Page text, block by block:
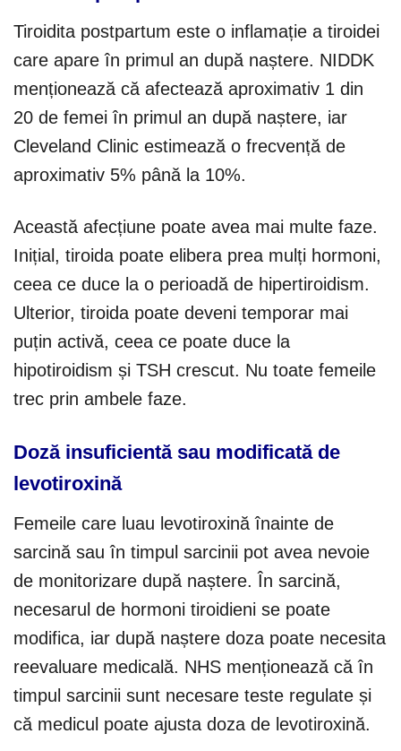
Tiroidita postpartum este o inflamație a tiroidei
care apare în primul an după naștere. NIDDK
menționează că afectează aproximativ 1 din
20 de femei în primul an după naștere, iar
Cleveland Clinic estimează o frecvență de
aproximativ 5% până la 10%.
Această afecțiune poate avea mai multe faze.
Inițial, tiroida poate elibera prea mulți hormoni,
ceea ce duce la o perioadă de hipertiroidism.
Ulterior, tiroida poate deveni temporar mai
puțin activă, ceea ce poate duce la
hipotiroidism și TSH crescut. Nu toate femeile
trec prin ambele faze.
Doză insuficientă sau modificată de
levotiroxină
Femeile care luau levotiroxină înainte de
sarcină sau în timpul sarcinii pot avea nevoie
de monitorizare după naștere. În sarcină,
necesarul de hormoni tiroidieni se poate
modifica, iar după naștere doza poate necesita
reevaluare medicală. NHS menționează că în
timpul sarcinii sunt necesare teste regulate și
că medicul poate ajusta doza de levotiroxină.